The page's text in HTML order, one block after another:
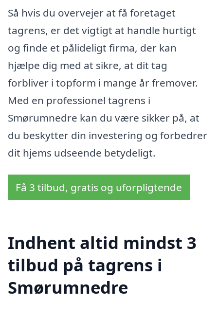
Så hvis du overvejer at få foretaget
tagrens, er det vigtigt at handle hurtigt
og finde et pålideligt firma, der kan
hjælpe dig med at sikre, at dit tag
forbliver i topform i mange år fremover.
Med en professionel tagrens i
Smørumnedre kan du være sikker på, at
du beskytter din investering og forbedrer
dit hjems udseende betydeligt.
Få 3 tilbud, gratis og uforpligtende
Indhent altid mindst 3
tilbud på tagrens i
Smørumnedre